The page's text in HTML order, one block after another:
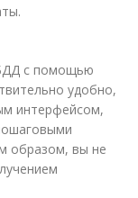
с помощью
удобно,
интерфейсом,
образом, вы не